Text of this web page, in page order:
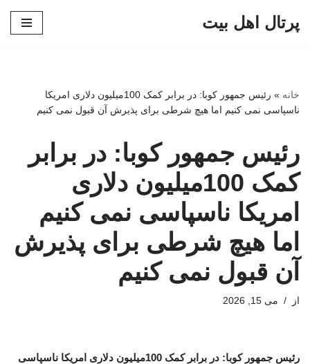
پرتال اهل بیت
خانه »
رئیس جمهور کوبا: در برابر کمک 100میلیون دلاری امریکا
ناسپاسی نمی کنیم اما هیچ شرطی برای پذیرش آن قبول نمی کنیم
رئیس جمهور کوبا: در برابر
کمک 100میلیون دلاری
امریکا ناسپاسی نمی کنیم
اما هیچ شرطی برای پذیرش
آن قبول نمی کنیم
از می 15, 2026
رئیس جمهور کوبا: در برابر کمک 100میلیون دلاری امریکا ناسپاسی